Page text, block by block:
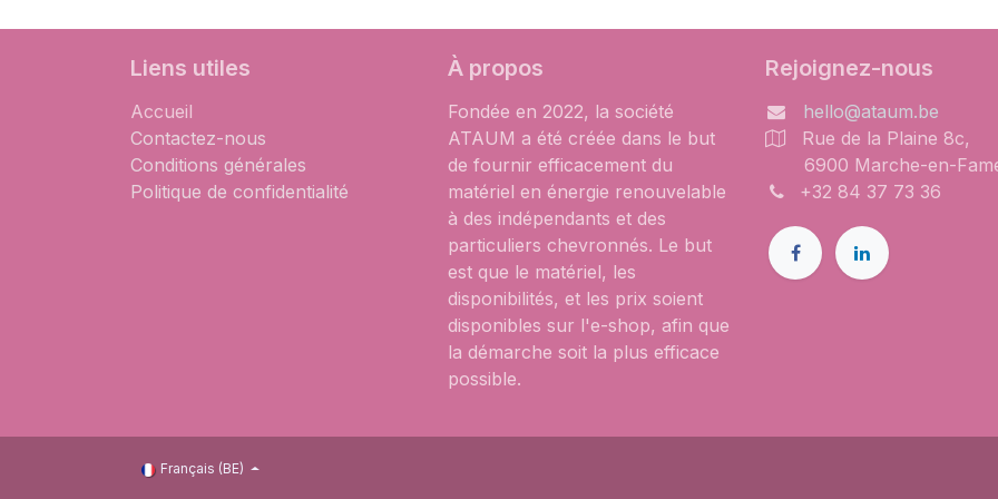
Liens utiles
Accueil
Contactez-nous
Conditions générales
Politique de confidentialité
À propos
Fondée en 2022, la société
ATAUM a été créée dans le but
de fournir efficacement du
matériel en énergie renouvelable
à des indépendants et des
particuliers chevronnés. Le but
est que le matériel, les
disponibilités, et les prix soient
disponibles sur l'e-shop, afin que
la démarche soit la plus efficace
possible.
Rejoignez-nous
hello@ataum.be
Rue de la Plaine 8c,
6900 Marche-en-
+32 84 37 73 36
Français (BE)